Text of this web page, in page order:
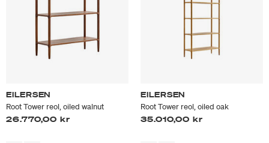
EILERSEN
Root Tower reol, oiled walnut
26.770,00 kr
EILERSEN
Root Tower reol, oiled oak
35.010,00 kr